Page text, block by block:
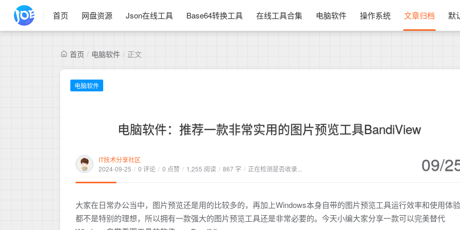
首页 网盘资源 Json在线工具 Base64转换工具 在线工具合集 电脑软件 操作系统 文章归档 默
首页 / 电脑软件 / 正文
电脑软件
电脑软件：推荐一款非常实用的图片预览工具BandiView
IT技术分享社区
2024-09-25 / 0 评论 / 0 点赞 / 1,255 阅读 / 867 字 / 正在检测是否收录... 09/
大家在日常办公当中，图片预览还是用的比较多的，再加上Windows本身自带的图片预览工具运行效率和使用体验
都不是特别的理想，所以拥有一款强大的图片预览工具还是非常必要的。今天小编大家分享一款可以完美替代